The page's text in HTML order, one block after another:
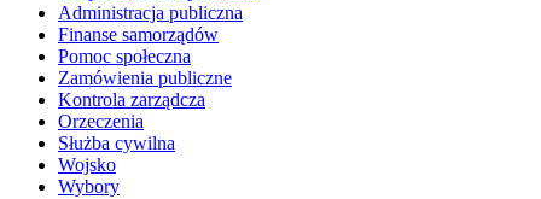
Administracja publiczna
Finanse samorządów
Pomoc społeczna
Zamówienia publiczne
Kontrola zarządcza
Orzeczenia
Służba cywilna
Wojsko
Wybory